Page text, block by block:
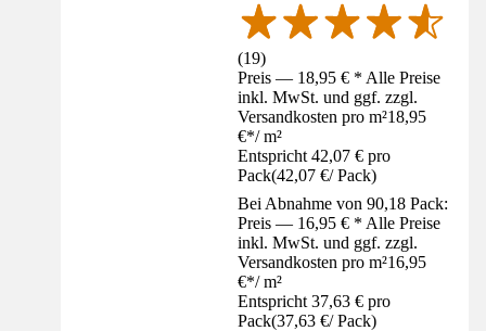
(19)
Preis — 18,95 € * Alle Preise
inkl. MwSt. und ggf. zzgl.
Versandkosten pro m²18,95
€*/ m²
Entspricht 42,07 € pro
Pack(42,07 €/ Pack)
Bei Abnahme von 90,18 Pack:
Preis — 16,95 € * Alle Preise
inkl. MwSt. und ggf. zzgl.
Versandkosten pro m²16,95
€*/ m²
Entspricht 37,63 € pro
Pack(37,63 €/ Pack)